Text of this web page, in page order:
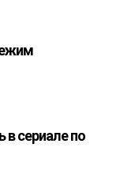
в сериале по